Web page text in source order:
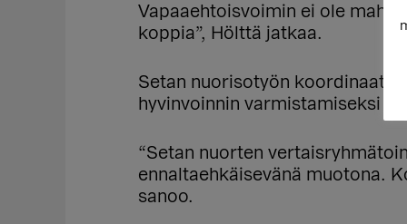
Vapaaehtoisvoimin ei ole
koppia”, Hölttä jatkaa.
Setan nuorisotyön
hyvinvoinnin varmistamiseksi
“Setan nuorten
ennaltaehkäisevänä muotona.
sanoo.